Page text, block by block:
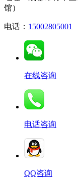
馆）
电话： 15002805001
在线咨询
电话咨询
QQ咨询